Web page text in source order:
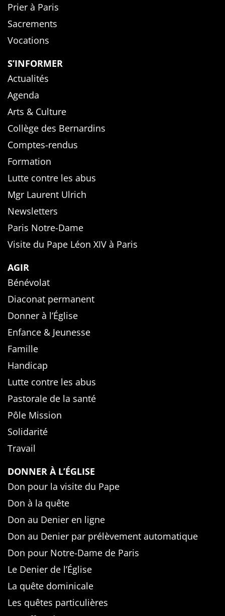
Prier à Paris
Sacrements
Vocations
S’INFORMER
Actualités
Agenda
Arts & Culture
Collège des Bernardins
Comptes-rendus
Formation
Lutte contre les abus
Mgr Laurent Ulrich
Newsletters
Paris Notre-Dame
Visite du Pape Léon XIV à Paris
AGIR
Bénévolat
Diaconat permanent
Donner à l’Église
Enfance & Jeunesse
Famille
Handicap
Lutte contre les abus
Pastorale de la santé
Pôle Mission
Solidarité
Travail
DONNER À L’ÉGLISE
Don pour la visite du Pape
Don à la quête
Don au Denier en ligne
Don au Denier par prélèvement automatique
Don pour Notre-Dame de Paris
Le Denier de l’Église
La quête dominicale
Les quêtes particulières